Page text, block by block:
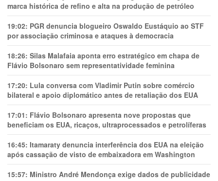
marca histórica de refino e alta na produção de petróleo
19:02: PGR denuncia blogueiro Oswaldo Eustáquio ao STF
por associação criminosa e ataques à democracia
18:26: Silas Malafaia aponta erro estratégico em chapa de
Flávio Bolsonaro sem representatividade feminina
17:20: Lula conversa com Vladimir Putin sobre comércio
bilateral e apoio diplomático antes de retaliação dos EUA
17:01: Flávio Bolsonaro apresenta nove propostas que
beneficiam os EUA, ricaços, ultraprocessados e petrolíferas
16:45: Itamaraty denuncia interferência dos EUA na eleição
após cassação de visto de embaixadora em Washington
15:57: Ministro André Mendonça exige dados de publicidade